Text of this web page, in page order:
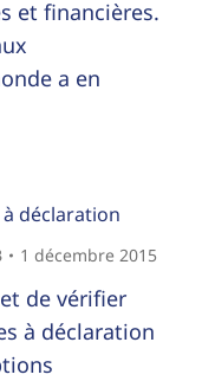
et financières.
a en
déclaration
1 décembre 2015
de vérifier
à déclaration